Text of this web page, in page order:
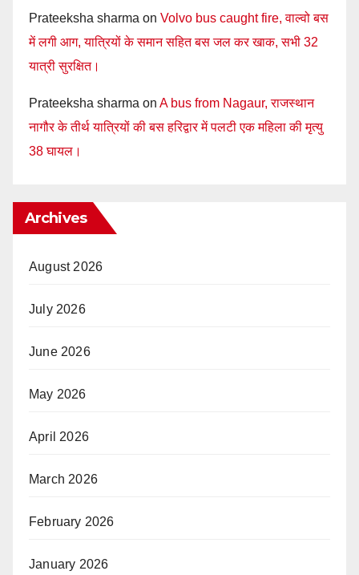
Prateeksha sharma on Volvo bus caught fire, वाल्वो बस
में लगी आग, यात्रियों के समान सहित बस जल कर खाक, सभी 32
यात्री सुरक्षित।
Prateeksha sharma on A bus from Nagaur, राजस्थान
नागौर के तीर्थ यात्रियों की बस हरिद्वार में पलटी एक महिला की मृत्यु
38 घायल।
Archives
August 2026
July 2026
June 2026
May 2026
April 2026
March 2026
February 2026
January 2026